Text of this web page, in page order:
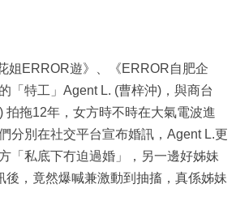
姐ERROR遊》、《ERROR自肥企
「特工」Agent L. (曹梓沖)，與商台
拍拖12年，女方時不時在大氣電波進
分別在社交平台宣布婚訊，Agent L.更
「私底下冇迫過婚」，另一邊好姊妹
後，竟然爆喊兼激動到抽搐，真係姊妹